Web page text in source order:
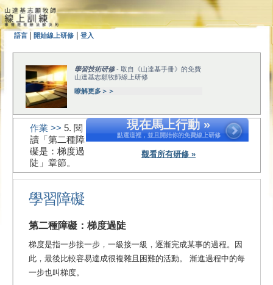
語言 開始線上研修 登入
學習技術研修- 取自《山達基手冊》的免費
山達基志願牧師線上研修
瞭解更多＞＞
現在馬上行動 »
點選這裡，並且開始你的免費線上研修
觀看所有研修 »
作業 >> 5. 閱
讀「第二種障
礙是：梯度過
陡」章節。
學習障礙
第二種障礙：梯度過陡
梯度是指一步接一步，一級接一級，逐漸完成某事的過程。因
此，最後比較容易達成很複雜且困難的活動。 漸進過程中的每
一步也叫梯度。